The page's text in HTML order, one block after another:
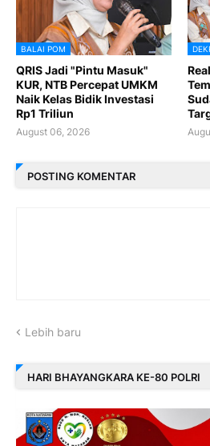
BALAI POM
QRIS Jadi "Pintu Masuk"
KUR, NTB Percepat UMKM
Naik Kelas Bidik Investasi
Rp1 Triliun
August 06, 2026
POSTING KOMENTAR
Lebih baru
HARI BHAYANGKARA KE-80 POLRI